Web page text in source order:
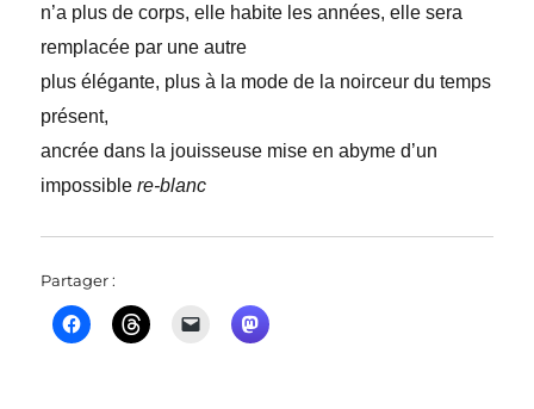
n’a plus de corps, elle habite les années, elle sera
remplacée par une autre
plus élégante, plus à la mode de la noirceur du temps
présent,
ancrée dans la jouisseuse mise en abyme d’un
impossiblere-blanc
Partager :